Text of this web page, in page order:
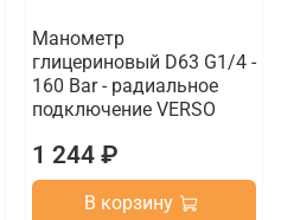
Манометр
глицериновый D63 G1/4 -
160 Bar - радиальное
подключение VERSO
1 244 ₽
В корзину